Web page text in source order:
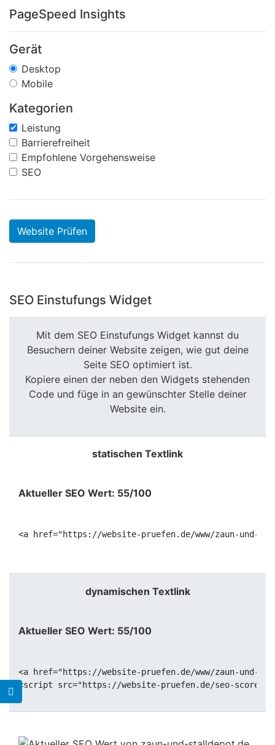
PageSpeed Insights
Gerät
Desktop
Mobile
Kategorien
Leistung
Barrierefreiheit
Empfohlene Vorgehensweise
SEO
Website Prüfen
SEO Einstufungs Widget
Mit dem SEO Einstufungs Widget kannst du
Besuchern deiner Website zeigen, wie gut deine
Seite SEO optimiert ist.
Kopiere einen der neben den Widgets stehenden
Code und füge in an gewünschter Stelle deiner
Website ein.
statischen Textlink
Aktueller SEO Wert: 55/100
<a href="https://website-pruefen.de/www/zaun-und-
dynamischen Textlink
Aktueller SEO Wert: 55/100
<a href="https://website-pruefen.de/www/zaun-und-